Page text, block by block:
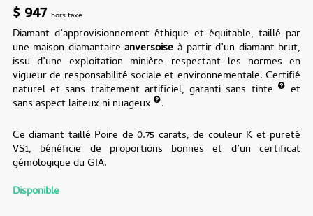
$947 hors taxe
Diamant d’approvisionnement éthique et équitable, taillé par
une maison diamantaireanversoise à partir d’un diamant brut,
issu d’une exploitation minière respectant les normes en
vigueur de responsabilité sociale et environnementale. Certifié
naturel et sans traitement artificiel, garanti sans tinte
et
sans aspect laiteux ni nuageux
.
Ce diamant taillé Poire de 0.75 carats, de couleur K et pureté
VS1, bénéficie de proportions bonnes et d’un certificat
gémologique du GIA.
Disponible